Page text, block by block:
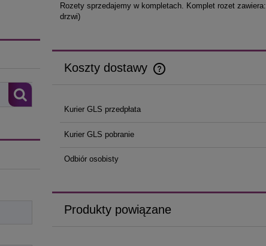
Rozety sprzedajemy w kompletach. Komplet rozet zawiera:
drzwi)
Koszty dostawy
Kurier GLS przedpłata
Kurier GLS pobranie
Odbiór osobisty
Produkty powiązane